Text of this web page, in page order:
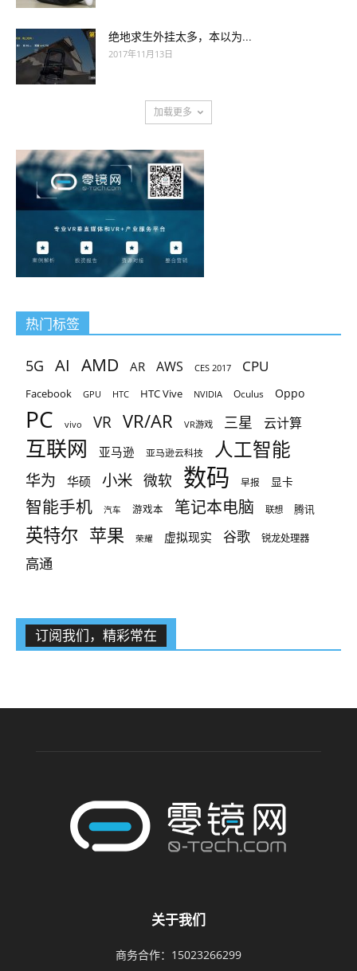
绝地求生外挂太多，本以为...
2017年11月13日
加载更多
热门标签
5G AI AMD AR AWS CES 2017 CPU
Facebook GPU HTC HTC Vive NVIDIA Oculus Oppo
PC vivo VR VR/AR VR游戏 三星 云计算
互联网 亚马逊 亚马逊云科技 人工智能
华为 华硕 小米 微软 数码 早报 显卡
智能手机 汽车 游戏本 笔记本电脑 联想 腾讯
英特尔 苹果 荣耀 虚拟现实 谷歌 锐龙处理器
高通
订阅我们，精彩常在
关于我们
商务合作：15023266299